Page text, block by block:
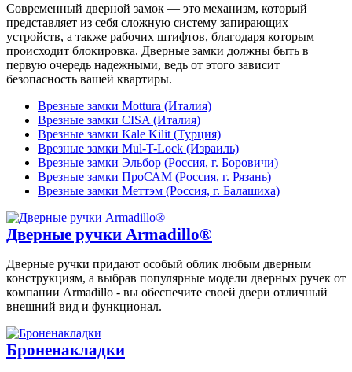
Современный дверной замок — это механизм, который
представляет из себя сложную систему запирающих
устройств, а также рабочих штифтов, благодаря которым
происходит блокировка. Дверные замки должны быть в
первую очередь надежными, ведь от этого зависит
безопасность вашей квартиры.
Врезные замки Mottura (Италия)
Врезные замки CISA (Италия)
Врезные замки Kale Kilit (Турция)
Врезные замки Mul-T-Lock (Израиль)
Врезные замки Эльбор (Россия, г. Боровичи)
Врезные замки ПроСАМ (Россия, г. Рязань)
Врезные замки Меттэм (Россия, г. Балашиха)
Дверные ручки Armadillo®
Дверные ручки придают особый облик любым дверным
конструкциям, а выбрав популярные модели дверных ручек от
компании Armadillo - вы обеспечите своей двери отличный
внешний вид и функционал.
Броненакладки